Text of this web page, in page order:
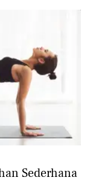
Sederhana